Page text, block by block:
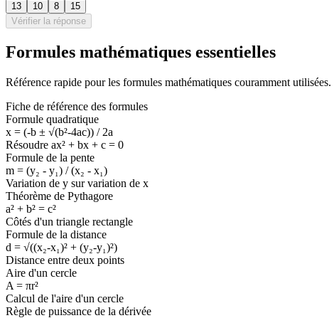
13 10 8
15
Vérifier la réponse
Formules mathématiques essentielles
Référence rapide pour les formules mathématiques couramment utilisées.
Fiche de référence des formules
Formule quadratique
x = (-b ± √(b²-4ac)) / 2a
Résoudre ax² + bx + c = 0
Formule de la pente
m = (y₂ - y₁) / (x₂ - x₁)
Variation de y sur variation de x
Théorème de Pythagore
a² + b² = c²
Côtés d'un triangle rectangle
Formule de la distance
d = √((x₂-x₁)² + (y₂-y₁)²)
Distance entre deux points
Aire d'un cercle
A = πr²
Calcul de l'aire d'un cercle
Règle de puissance de la dérivée